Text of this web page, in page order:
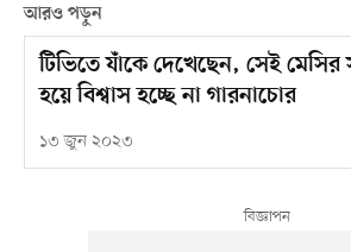
আরও পড়ুন
টিভিতে যাঁকে দেখেছেন, সেই মেসির
হয়ে বিশ্বাস হচ্ছে না গারনাচোর
১৩ জুন ২০২৩